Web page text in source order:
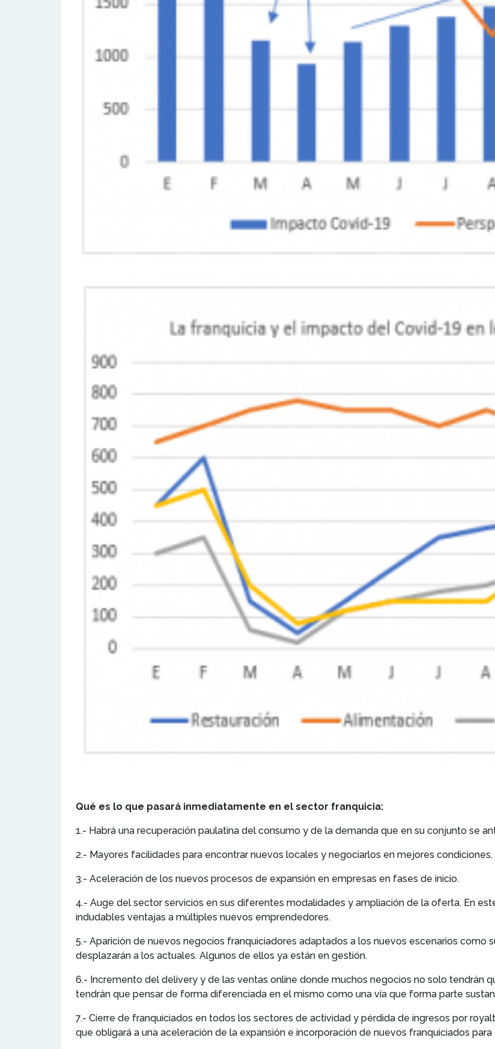
Qué es lo que pasará inmediatamente en el sector franquicia:
1.- Habrá una recuperación paulatina del consumo y de la demanda que en su conjunto se
2.- Mayores facilidades para encontrar nuevos locales y negociarlos en mejores condiciones.
3.- Aceleración de los nuevos procesos de expansión en empresas en fases de inicio.
4.- Auge del sector servicios en sus diferentes modalidades y ampliación de la oferta. En
indudables ventajas a múltiples nuevos emprendedores.
5.- Aparición de nuevos negocios franquiciadores adaptados a los nuevos escenarios como
desplazarán a los actuales. Algunos de ellos ya están en gestión.
6.- Incremento del delivery y de las ventas online donde muchos negocios no solo tendrán
tendrán que pensar de forma diferenciada en el mismo como una vía que forma parte
7.- Cierre de franquiciados en todos los sectores de actividad y pérdida de ingresos por
que obligará a una aceleración de la expansión e incorporación de nuevos franquiciados